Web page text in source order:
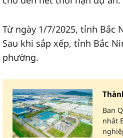
Từ ngày 1/7/2025, tỉnh Bắc
Sau khi sắp xếp, tỉnh Bắc
phường.
Ban
nhất